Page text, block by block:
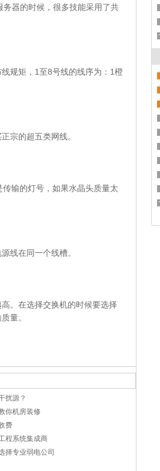
器的时候，很多技能采用了共
规矩，1至8号线的线序为：1橙
宗的超五类网线。
输的灯号，如果水晶头质量太
线在同一个线槽。
。在选择交换机的时候要选择
量。
扰源？
你机房装修
费
程系统集成商
择专业弱电公司